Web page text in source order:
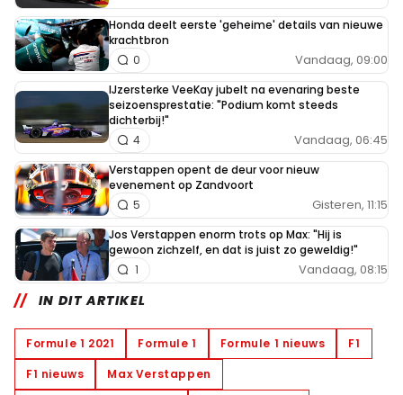
Honda deelt eerste 'geheime' details van nieuwe
krachtbron
Vandaag, 09:00
0
IJzersterke VeeKay jubelt na evenaring beste
seizoensprestatie: "Podium komt steeds
dichterbij!"
Vandaag, 06:45
4
Verstappen opent de deur voor nieuw
evenement op Zandvoort
Gisteren, 11:15
5
Jos Verstappen enorm trots op Max: "Hij is
gewoon zichzelf, en dat is juist zo geweldig!"
Vandaag, 08:15
1
IN DIT ARTIKEL
Formule 1 2021 Formule 1 Formule 1 nieuws
F1
F1 nieuws
Max Verstappen